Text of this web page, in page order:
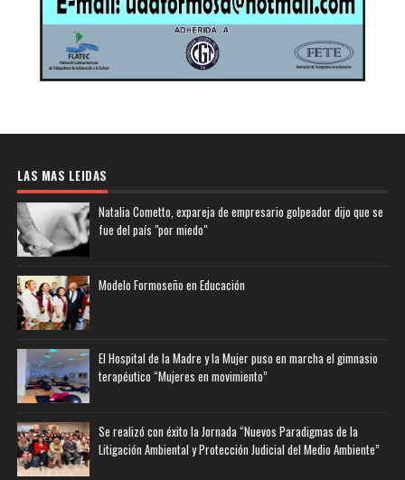
LAS MAS LEIDAS
Natalia Cometto, expareja de empresario golpeador dijo que se
fue del país "por miedo"
Modelo Formoseño en Educación
El Hospital de la Madre y la Mujer puso en marcha el gimnasio
terapéutico “Mujeres en movimiento”
Se realizó con éxito la Jornada “Nuevos Paradigmas de la
Litigación Ambiental y Protección Judicial del Medio Ambiente”